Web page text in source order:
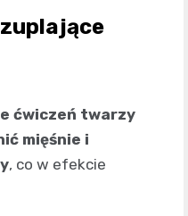
ćwiczeń twarzy
mięśnie i
, co w efekcie